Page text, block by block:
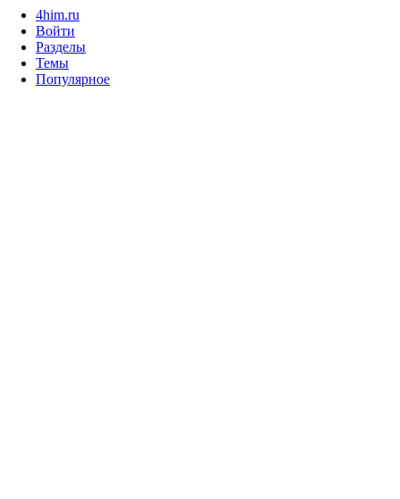
4him.ru
Войти
Разделы
Темы
Популярное